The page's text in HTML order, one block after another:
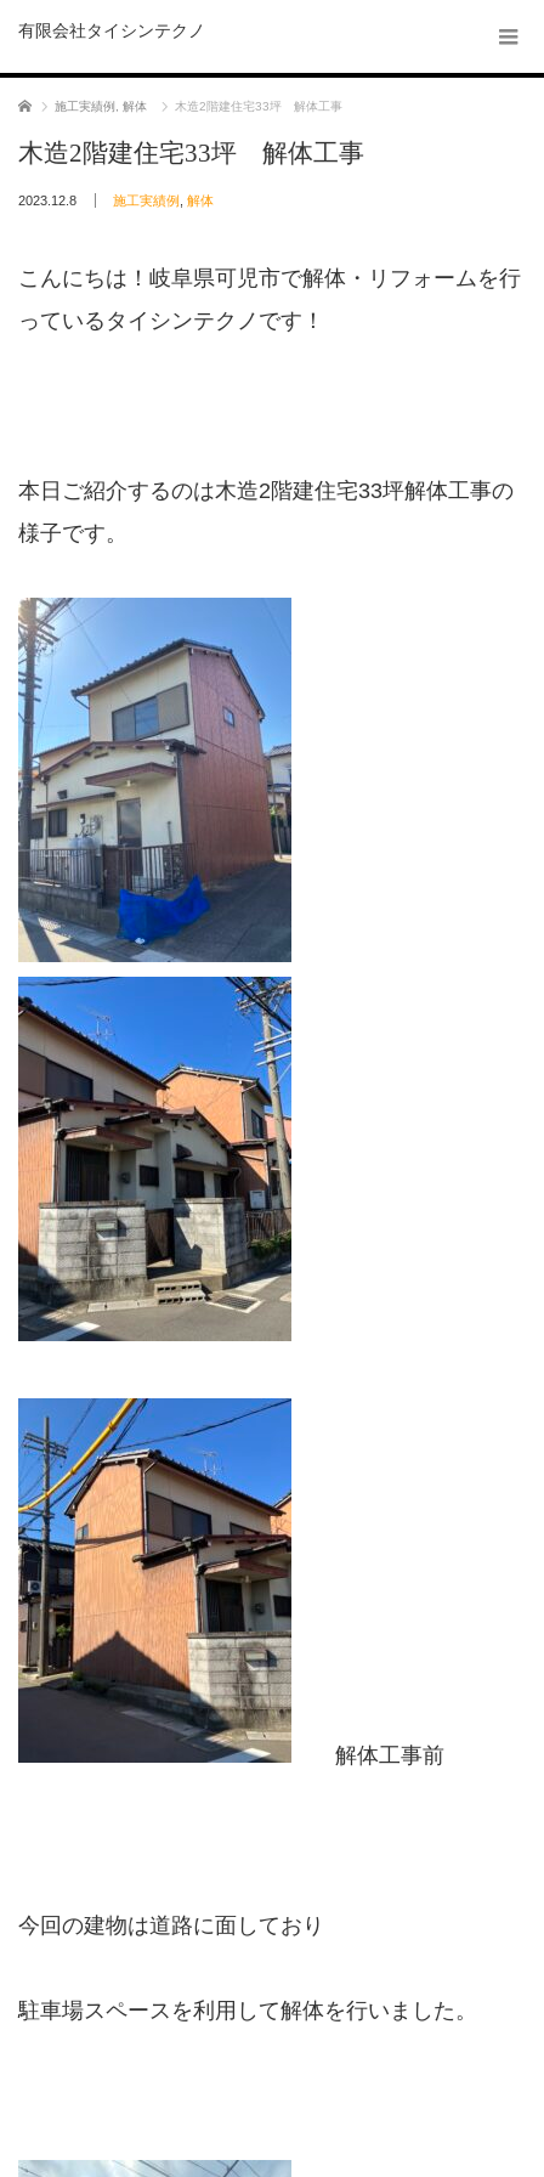
有限会社タイシンテクノ
ホーム 施工実績例 解体 木造2階建住宅33坪 解体工事
木造2階建住宅33坪 解体工事
2023.12.8 施工実績例 解体
こんにちは！岐阜県可児市で解体・リフォームを行
っているタイシンテクノです！
本日ご紹介するのは木造2階建住宅33坪解体工事の
様子です。
解体工事前
今回の建物は道路に面しており
駐車場スペースを利用して解体を行いました。